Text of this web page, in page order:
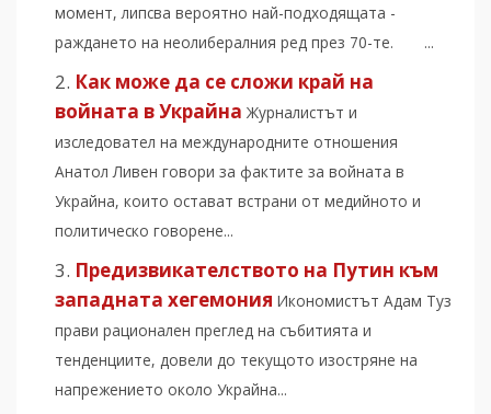
момент, липсва вероятно най-подходящата -
раждането на неолибералния ред през 70-те. ...
Как може да се сложи край на
войната в Украйна Журналистът и
изследовател на международните отношения
Анатол Ливен говори за фактите за войната в
Украйна, които остават встрани от медийното и
политическо говорене...
Предизвикателството на Путин към
западната хегемония Икономистът Адам Туз
прави рационален преглед на събитията и
тенденциите, довели до текущото изостряне на
напрежението около Украйна...